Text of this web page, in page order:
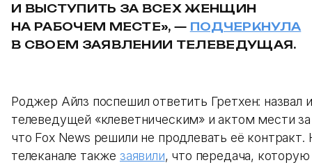
И ВЫСТУПИТЬ ЗА ВСЕХ ЖЕНЩИН
НА РАБОЧЕМ МЕСТЕ», — ПОДЧЕРКНУЛА
В СВОЕМ ЗАЯВЛЕНИИ ТЕЛЕВЕДУЩАЯ.
Роджер Айлз поспешил ответить Гретхен: назвал
телеведущей «клеветническим» и актом мести
что Fox News решили не продлевать её контракт.
телеканале также заявили, что передача, которую